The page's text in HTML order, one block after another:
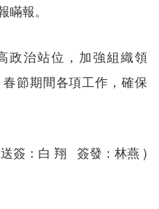
報。
政治站位，加強組織領
節期間各項工作，確保
簽：白 翔 簽發：林燕 )